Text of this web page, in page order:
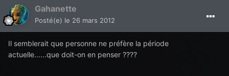
Gahanette
Posté(e) le 26 mars 2012
Il semblerait que personne ne préfère la période
actuelle......que doit-on en penser ????